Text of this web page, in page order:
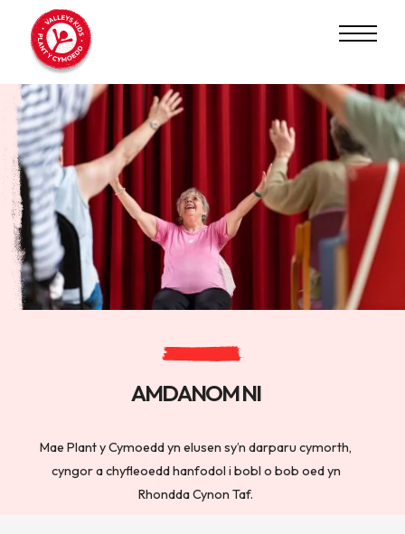
AMDANOM NI
Mae Plant y Cymoedd yn elusen sy’n darparu cymorth,
cyngor a chyfleoedd hanfodol i bobl o bob oed yn
Rhondda Cynon Taf.